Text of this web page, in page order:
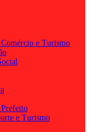
e Turismo
Prefeito
e Turismo